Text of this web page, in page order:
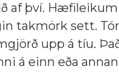
af því.
takmörk sett.
upp á tíu.
á einn eða